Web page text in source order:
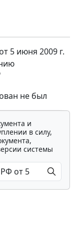
5 июня 2009 г.
не был
и
в силу,
системы